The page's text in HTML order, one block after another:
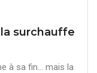
surchauffe
à sa fin… mais la